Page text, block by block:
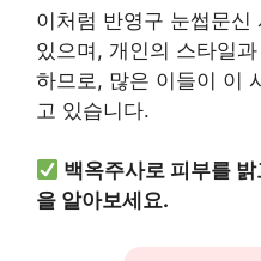
이처럼 반영구 눈썹문신
있으며, 개인의 스타일
하므로, 많은 이들이 이
고 있습니다.
백옥주사로 피부를
을 알아보세요.